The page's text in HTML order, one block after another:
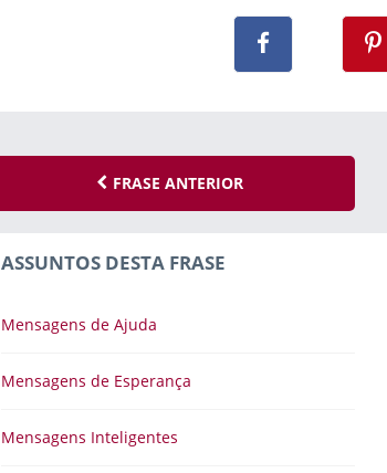
FRASE ANTERIOR
ASSUNTOS DESTA FRASE
Mensagens de Ajuda
Mensagens de Esperança
Mensagens Inteligentes